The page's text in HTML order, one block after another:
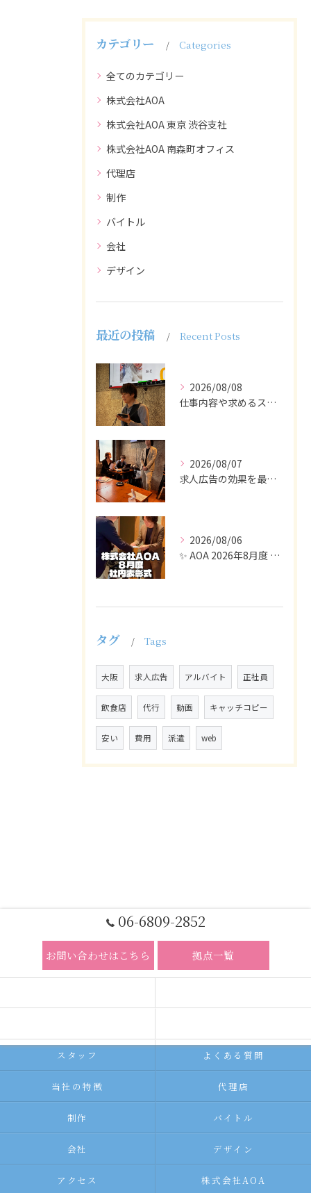
カテゴリー Categories
全てのカテゴリー
株式会社AOA
株式会社AOA 東京 渋谷支社
株式会社AOA 南森町オフィス
代理店
制作
バイトル
会社
デザイン
最近の投稿 Recent Posts
2026/08/08
仕事内容や求めるスキルを明確にし、ターゲット層に響くメッセー...
2026/08/07
求人広告の効果を最大化するために最も重要なのは、掲載タイミン...
2026/08/06
✨ AOA 2026年8月度 表彰式レポート ✨
タグ Tags
大阪 求人広告 アルバイト 正社員
飲食店 代行 動画 キャッチコピー
安い 費用 派遣 web
06-6809-2852
お問い合わせはこちら 拠点一覧
スタッフ よくある質問
当社の特徴 代理店
制作 バイトル
会社 デザイン
アクセス 株式会社AOA